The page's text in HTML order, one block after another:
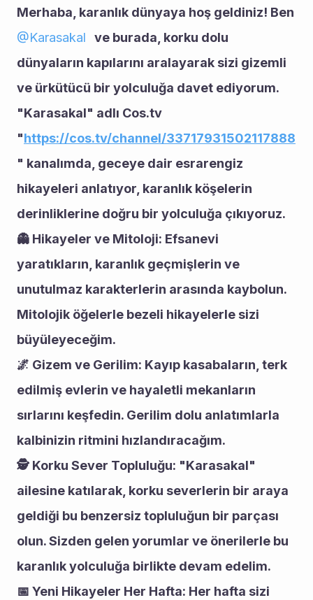
@Karasakal
   ve burada, korku dolu
dünyaların kapılarını aralayarak sizi gizemli
ve ürkütücü bir yolculuğa davet ediyorum.
"Karasakal" adlı Cos.tv
"https://cos.tv/channel/33717931502117888
" kanalımda, geceye dair esrarengiz
hikayeleri anlatıyor, karanlık köşelerin
derinliklerine doğru bir yolculuğa çıkıyoruz.
👻 Hikayeler ve Mitoloji: Efsanevi
yaratıkların, karanlık geçmişlerin ve
unutulmaz karakterlerin arasında kaybolun.
Mitolojik öğelerle bezeli hikayelerle sizi
büyüleyeceğim.
🌌 Gizem ve Gerilim: Kayıp kasabaların, terk
edilmiş evlerin ve hayaletli mekanların
sırlarını keşfedin. Gerilim dolu anlatımlarla
kalbinizin ritmini hızlandıracağım.
🕵️ Korku Sever Topluluğu: "Karasakal"
ailesine katılarak, korku severlerin bir araya
geldiği bu benzersiz topluluğun bir parçası
olun. Sizden gelen yorumlar ve önerilerle bu
karanlık yolculuğa birlikte devam edelim.
📅 Yeni Hikayeler Her Hafta: Her hafta sizi